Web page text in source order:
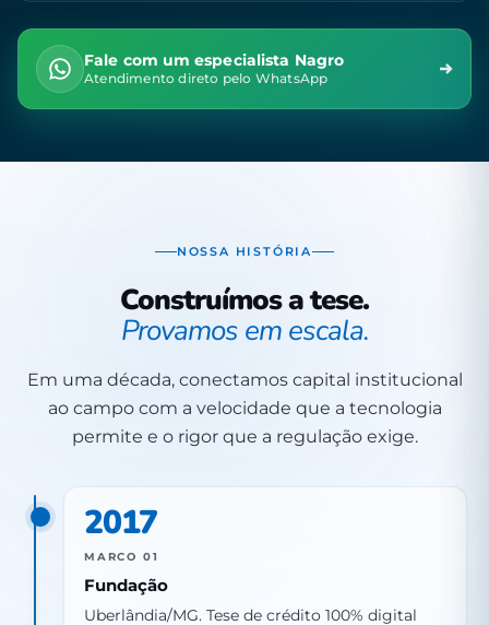
Fale com um especialista Nagro
Atendimento direto pelo WhatsApp
NOSSA HISTÓRIA
Construímos a tese.
Provamos em escala.
Em uma década, conectamos capital institucional
ao campo com a velocidade que a tecnologia
permite e o rigor que a regulação exige.
2017
MARCO 01
Fundação
Uberlândia/MG. Tese de crédito 100% digital